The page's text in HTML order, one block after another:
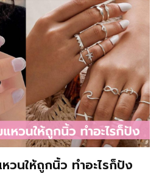
นให้ถูกนิ้ว ทำอะไรก็ปัง